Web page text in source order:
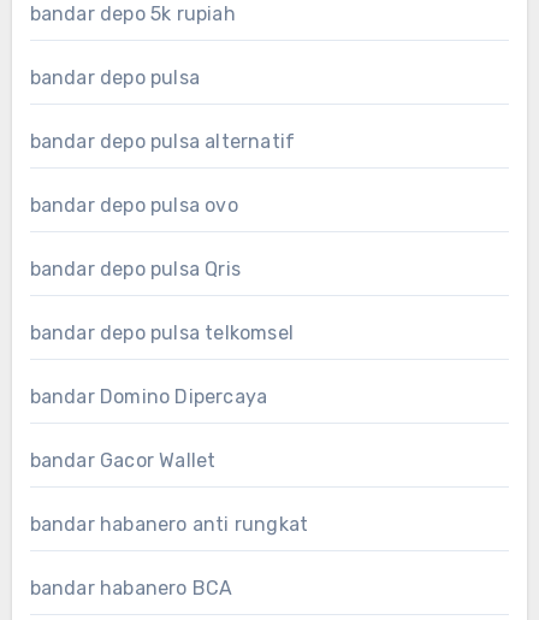
bandar depo 5k rupiah
bandar depo pulsa
bandar depo pulsa alternatif
bandar depo pulsa ovo
bandar depo pulsa Qris
bandar depo pulsa telkomsel
bandar Domino Dipercaya
bandar Gacor Wallet
bandar habanero anti rungkat
bandar habanero BCA